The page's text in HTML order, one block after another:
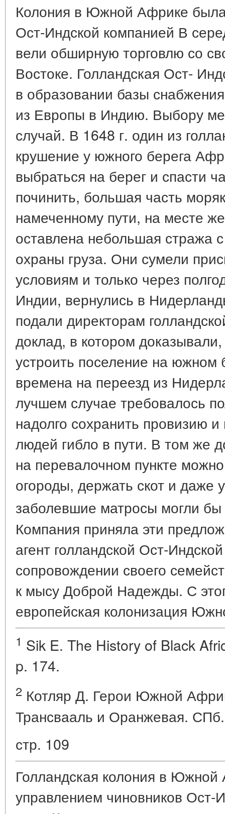
Колония в Южной Африке была
Ост-Индской компанией В
вели обширную торговлю со
Востоке. Голландская Ост-
в образовании базы
из Европы в Индию. Выбору
случай. В 1648 г. один из
крушение у южного берега
выбраться на берег и спасти
починить, большая часть
намеченному пути, на месте
оставлена небольшая стража
охраны груза. Они сумели
условиям и только через
Индии, вернулись в
подали директорам
доклад, в котором
устроить поселение на южном
времена на переезд из
лучшем случае требовалось
надолго сохранить провизию
людей гибло в пути. В том же
на перевалочном пункте
огороды, держать скот и даже
заболевшие матросы могли
Компания приняла эти
агент голландской Ост-
сопровождении своего
к мысу Доброй Надежды. С
европейская колонизация
1 Sik E. The History of Black
p. 174.
2 Котляр Д. Герои Южной
Трансвааль и Оранжевая.
стр. 109
Голландская колония в
управлением чиновников Ост-